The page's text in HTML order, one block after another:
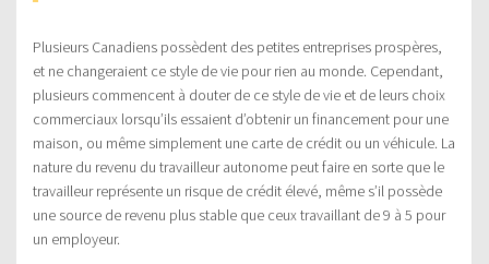
Plusieurs Canadiens possèdent des petites entreprises prospères,
et ne changeraient ce style de vie pour rien au monde. Cependant,
plusieurs commencent à douter de ce style de vie et de leurs choix
commerciaux lorsqu’ils essaient d’obtenir un financement pour une
maison, ou même simplement une carte de crédit ou un véhicule. La
nature du revenu du travailleur autonome peut faire en sorte que le
travailleur représente un risque de crédit élevé, même s’il possède
une source de revenu plus stable que ceux travaillant de 9 à 5 pour
un employeur.